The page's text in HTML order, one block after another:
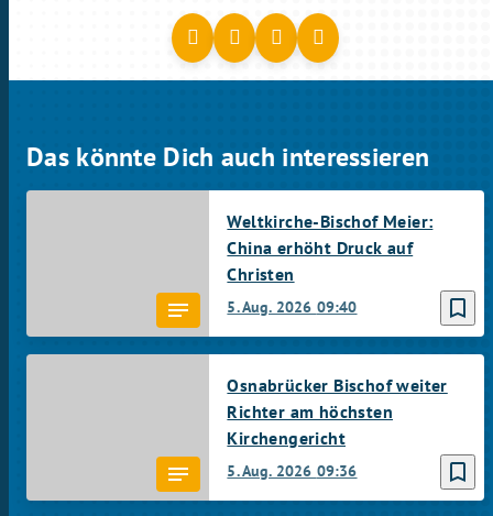
Das könnte Dich auch interessieren
bookmark_border
5. Aug. 2026 09:40
Weltkirche-Bischof Meier:
China erhöht Druck auf
Christen
bookmark_border
5. Aug. 2026 09:36
Osnabrücker Bischof weiter
Richter am höchsten
Kirchengericht